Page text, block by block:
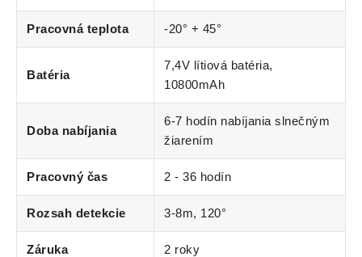
Pracovná teplota -20° + 45°
Batéria
7,4V lítiová batéria,
10800mAh
Doba nabíjania
6-7 hodín nabíjania slnečným
žiarením
Pracovný čas 2 - 36 hodín
Rozsah detekcie 3-8m, 120°
Záruka 2 roky